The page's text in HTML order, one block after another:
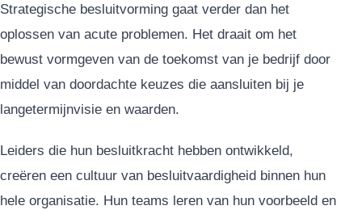
Strategische besluitvorming gaat verder dan het
oplossen van acute problemen. Het draait om het
bewust vormgeven van de toekomst van je bedrijf door
middel van doordachte keuzes die aansluiten bij je
langetermijnvisie en waarden.
Leiders die hun besluitkracht hebben ontwikkeld,
creëren een cultuur van besluitvaardigheid binnen hun
hele organisatie. Hun teams leren van hun voorbeeld en